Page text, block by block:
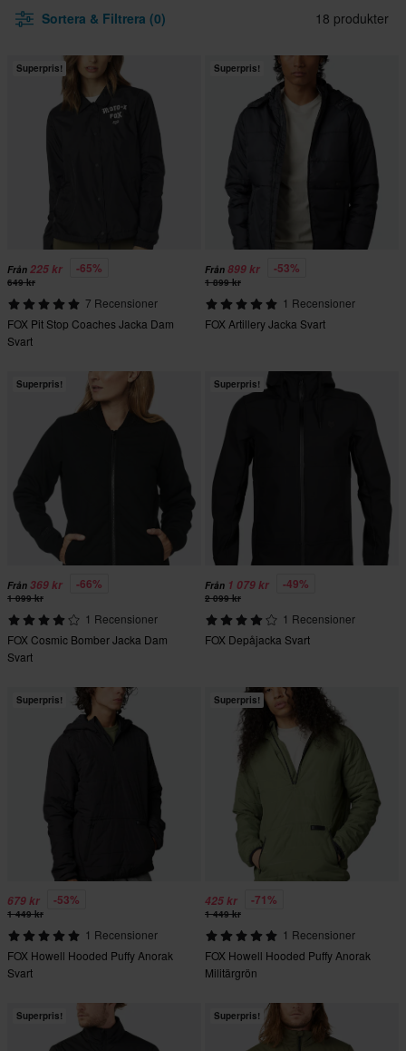
Sortera & Filtrera (0) 18 produkter
Superpris!
Från 225 kr -65%
649 kr
7 Recensioner
FOX Pit Stop Coaches Jacka Dam
Svart
Superpris!
Från 899 kr -53%
1 899 kr
1 Recensioner
FOX Artillery Jacka Svart
Superpris!
Från 369 kr -66%
1 099 kr
1 Recensioner
FOX Cosmic Bomber Jacka Dam
Svart
Superpris!
Från 1 079 kr -49%
2 099 kr
1 Recensioner
FOX Depåjacka Svart
Superpris!
679 kr -53%
1 449 kr
1 Recensioner
FOX Howell Hooded Puffy Anorak
Svart
Superpris!
425 kr -71%
1 449 kr
1 Recensioner
FOX Howell Hooded Puffy Anorak
Militärgrön
Superpris! Superpris!